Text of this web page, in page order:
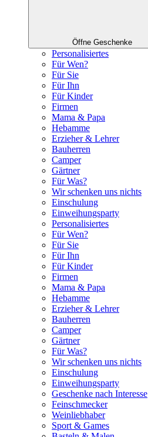
Öffne Geschenke
Personalisiertes
Für Wen?
Für Sie
Für Ihn
Für Kinder
Firmen
Mama & Papa
Hebamme
Erzieher & Lehrer
Bauherren
Camper
Gärtner
Für Was?
Wir schenken uns nichts
Einschulung
Einweihungsparty
Personalisiertes
Für Wen?
Für Sie
Für Ihn
Für Kinder
Firmen
Mama & Papa
Hebamme
Erzieher & Lehrer
Bauherren
Camper
Gärtner
Für Was?
Wir schenken uns nichts
Einschulung
Einweihungsparty
Geschenke nach Interesse
Feinschmecker
Weinliebhaber
Sport & Games